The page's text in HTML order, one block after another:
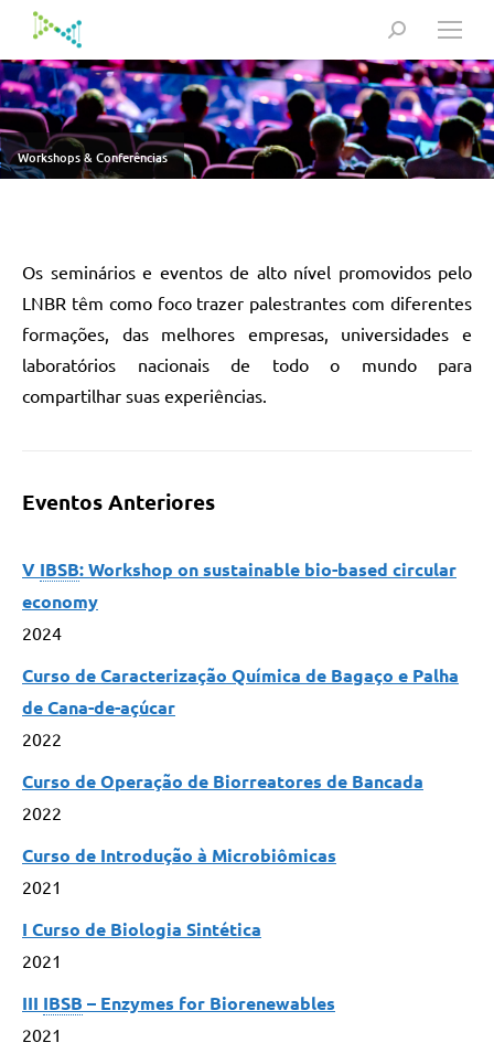
Search:
Workshops & Conferências
Os seminários e eventos de alto nível promovidos pelo
LNBR têm como foco trazer palestrantes com diferentes
formações, das melhores empresas, universidades e
laboratórios nacionais de todo o mundo para
compartilhar suas experiências.
Eventos Anteriores
V IBSB: Workshop on sustainable bio-based circular
economy
2024
Curso de Caracterização Química de Bagaço e Palha
de Cana-de-açúcar
2022
Curso de Operação de Biorreatores de Bancada
2022
Curso de Introdução à Microbiômicas
2021
I Curso de Biologia Sintética
2021
III IBSB – Enzymes for Biorenewables
2021